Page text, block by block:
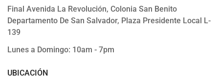
Final Avenida La Revolución, Colonia San Benito
Departamento De San Salvador, Plaza Presidente Local L-
139
Lunes a Domingo: 10am - 7pm
UBICACIÓN